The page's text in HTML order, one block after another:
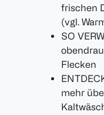
frischen
(vgl.
SO
Flecken
mehr